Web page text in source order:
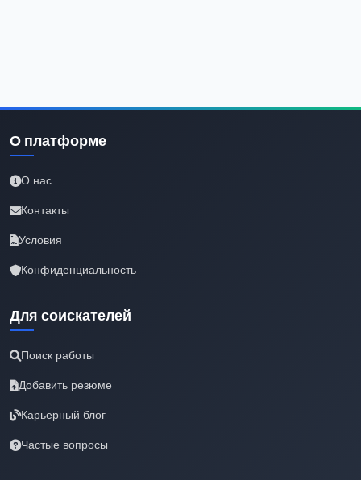
О платформе
О нас
Контакты
Условия
Конфиденциальность
Для соискателей
Поиск работы
Добавить резюме
Карьерный блог
Частые вопросы